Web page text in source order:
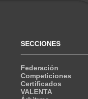
SECCIONES
Federación
Competiciones
Certificados
VALENTA